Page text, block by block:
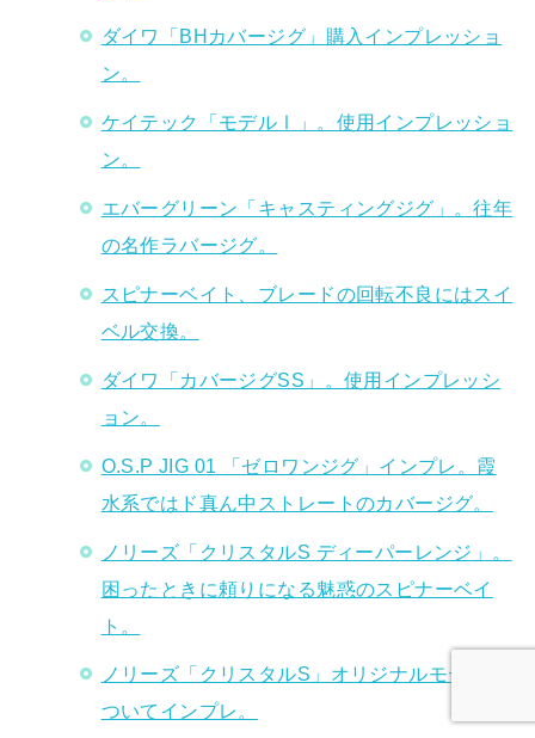
ダイワ「BHカバージグ」購入インプレッショ
ン。
ケイテック「モデルⅠ」。使用インプレッショ
ン。
エバーグリーン「キャスティングジグ」。往年
の名作ラバージグ。
スピナーベイト、ブレードの回転不良にはスイ
ベル交換。
ダイワ「カバージグSS」。使用インプレッシ
ョン。
O.S.P JIG 01 「ゼロワンジグ」インプレ。霞
水系ではド真ん中ストレートのカバージグ。
ノリーズ「クリスタルS ディーパーレンジ」。
困ったときに頼りになる魅惑のスピナーベイ
ト。
ノリーズ「クリスタルS」オリジナルモデルに
ついてインプレ。